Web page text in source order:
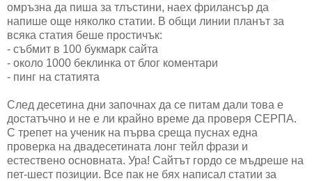
омръзна да пиша за тлъстини, наех фрилансър да
напише още няколко статии. В общи линии планът за
всяка статия беше простичък:
- събмит в 100 букмарк сайта
- около 1000 беклинка от блог коментари
- пинг на статията
След десетина дни започнах да се питам дали това е
достатъчно и не е ли крайно време да проверя СЕРПА.
С трепет на ученик на първа среща пуснах една
проверка на двадесетината лонг тейл фрази и
естествено основната. Ура! Сайтът гордо се мъдреше на
пет-шест позиции. Все пак не бях написал статии за